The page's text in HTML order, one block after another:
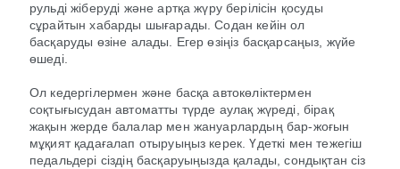
рульді жіберуді және артқа жүру берілісін қосуды
сұрайтын хабарды шығарады. Содан кейін ол
басқаруды өзіне алады. Егер өзіңіз басқарсаңыз, жүйе
өшеді.
Ол кедергілермен және басқа автокөліктермен
соқтығысудан автоматты түрде аулақ жүреді, бірақ
жақын жерде балалар мен жануарлардың бар-жоғын
мұқият қадағалап отыруыңыз керек. Үдеткі мен тежегіш
педальдері сіздің басқаруыңызда қалады, сондықтан сіз